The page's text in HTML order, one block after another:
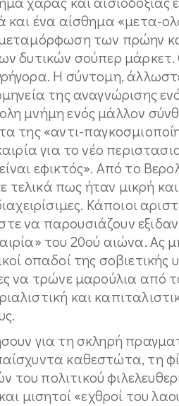
και ένα αίσθημα «μετα-
μεταμόρφωση των πρώην
δυτικών σούπερ μάρκετ.
Η σύντομη,
της αναγνώρισης
μνήμη ενός μάλλον
της «αντι-
για το νέο
εφικτός». Από το
πως ήταν μικρή
Κάποιοι
να παρουσιάζουν
του 20ού αιώνα. Ας
οπαδοί της
να τρώνε μαρούλια από
και
για τη σκληρή
καθεστώτα, τη
πολιτικού
και μισητοί «εχθροί του